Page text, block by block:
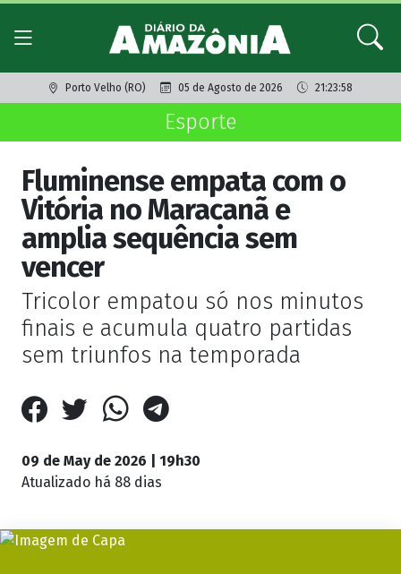
Porto Velho (RO) 05 de Agosto de 2026 21:23:58
Esporte
Fluminense empata com o
Vitória no Maracanã e
amplia sequência sem
vencer
Tricolor empatou só nos minutos
finais e acumula quatro partidas
sem triunfos na temporada
09 de May de 2026 | 19h30
Atualizado há 88 dias